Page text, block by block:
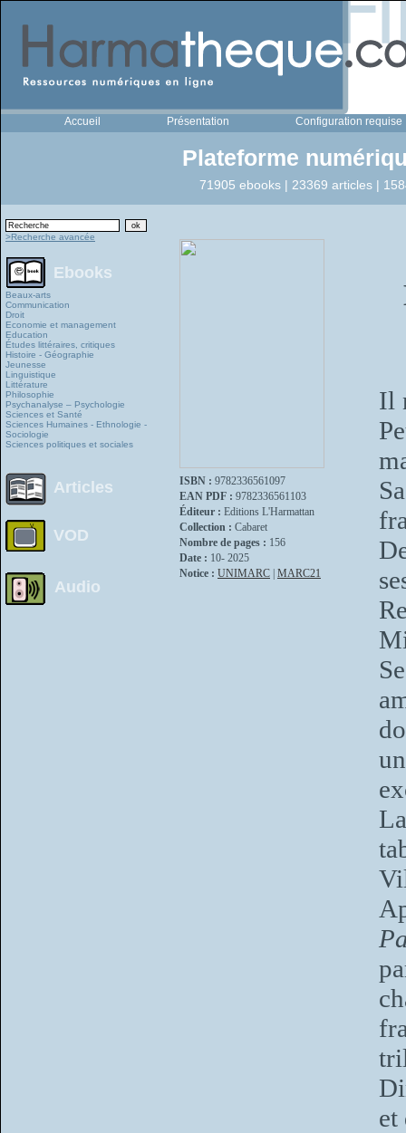
Accueil Présentation Configuration requise
Plateforme
71905 ebooks | 23369 articles |
>Recherche avancée
Ebooks
Beaux-arts
Communication
Droit
Economie et management
Education
Études littéraires, critiques
Histoire - Géographie
Jeunesse
Linguistique
Littérature
Philosophie
Psychanalyse – Psychologie
Sciences et Santé
Sciences Humaines - Ethnologie -
Sociologie
Sciences politiques et sociales
Articles
VOD
Audio
ISBN : 9782336561097
EAN PDF : 9782336561103
Éditeur : Editions L'Harmattan
Collection : Cabaret
Nombre de pages : 156
Date : 10- 2025
Notice : UNIMARC MARC21
Il